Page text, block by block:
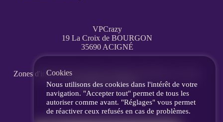
VPCrazy
19 La Croix de BOURGON
35690 ACIGNÉ
Zones d'interventions partout en France
messagerie, téléphone.
Cookies
Nous utilisons des cookies dans l'intérêt de votre
navigation. "Accepter tout" permet de tous les
autoriser comme avant. "Réglages" vous permet
de réactiver ceux refusés en cas de problèmes.